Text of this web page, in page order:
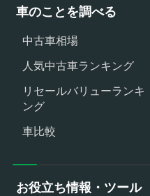
車のことを調べる
中古車相場
人気中古車ランキング
リセールバリューランキ
ング
車比較
お役立ち情報・ツール